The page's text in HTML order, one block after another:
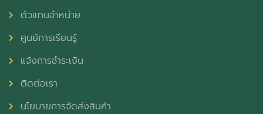
ตัวแทนจำหน่าย
ศูนย์การเรียนรู้
แจ้งการชำระเงิน
ติดต่อเรา
นโยบายการจัดส่งสินค้า